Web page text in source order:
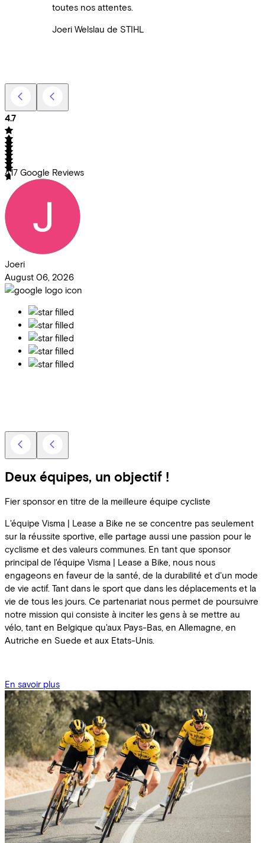
toutes nos attentes.
Joeri Welslau de STIHL
4.7
417 Google Reviews
Joeri
August 06, 2026
Deux équipes, un objectif !
Fier sponsor en titre de la meilleure équipe cycliste
L'équipe Visma | Lease a Bike ne se concentre pas seulement
sur la réussite sportive, elle partage aussi une passion pour le
cyclisme et des valeurs communes. En tant que sponsor
principal de l'équipe Visma | Lease a Bike, nous nous
engageons en faveur de la santé, de la durabilité et d'un mode
de vie actif. Tant dans le sport que dans les déplacements et la
vie de tous les jours. Ce partenariat nous permet de poursuivre
notre mission qui consiste à inciter les gens à se mettre au
vélo, tant en Belgique qu'aux Pays-Bas, en Allemagne, en
Autriche en Suede et aux Etats-Unis.
En savoir plus